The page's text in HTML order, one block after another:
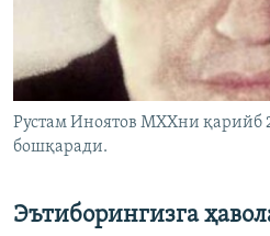
Рустам Иноятов МХХни қарийб
бошқаради.
Эътиборингизга